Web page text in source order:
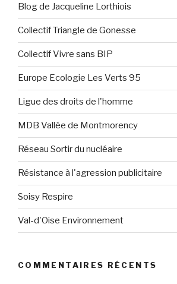
Blog de Jacqueline Lorthiois
Collectif Triangle de Gonesse
Collectif Vivre sans BIP
Europe Ecologie Les Verts 95
Ligue des droits de l'homme
MDB Vallée de Montmorency
Réseau Sortir du nucléaire
Résistance à l'agression publicitaire
Soisy Respire
Val-d'Oise Environnement
COMMENTAIRES RÉCENTS